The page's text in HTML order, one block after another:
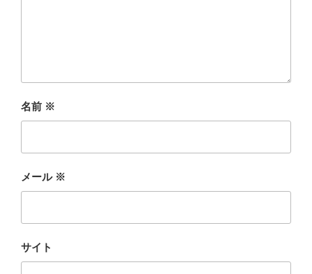
名前 ※
メール ※
サイト